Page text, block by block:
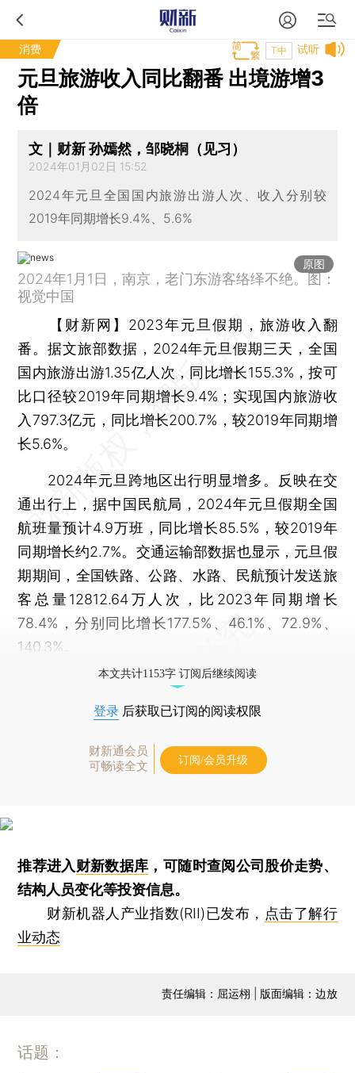
消费 试听
T中
元旦旅游收入同比翻番 出境游增3
倍
文｜财新 孙嫣然，邹晓桐（见习）
2024年01月02日 15:52
2024年元旦全国国内旅游出游人次、收入分别较
2019年同期增长9.4%、5.6%
原图
2024年1月1日，南京，老门东游客络绎不绝。图：
视觉中国
【财新网】 2023年元旦假期，旅游收入翻
番。据文旅部数据，2024年元旦假期三天，全国
国内旅游出游1.35亿人次，同比增长155.3%，按可
比口径较2019年同期增长9.4%；实现国内旅游收
入797.3亿元，同比增长200.7%，较2019年同期增
长5.6%。
2024年元旦跨地区出行明显增多。反映在交
通出行上，据中国民航局，2024年元旦假期全国
航班量预计4.9万班，同比增长85.5%，较2019年
同期增长约2.7%。交通运输部数据也显示，元旦假
期期间，全国铁路、公路、水路、民航预计发送旅
客总量12812.64万人次，比2023年同期增长
78.4%，分别同比增长177.5%、46.1%、72.9%、
140.3%。
本文共计1153字 订阅后继续阅读
登录 后获取已订阅的阅读权限
财新通会员
可畅读全文
订阅/会员升级
推荐进入财新数据库 ，可随时查阅公司股价走势、
结构人员变化等投资信息。
财新机器人产业指数(RII)已发布， 点击了解行
业动态
责任编辑：屈运栩 | 版面编辑：边放
话题：